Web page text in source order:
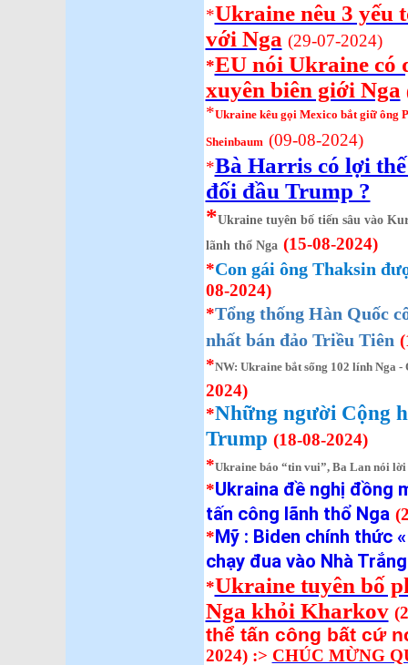
*Ukraine nêu 3 yếu
với Nga (29-07-2024)
*EU nói Ukraine có
xuyên biên giới Nga
*Ukraine kêu gọi Mexico bắt giữ ông
Sheinbaum (09-08-2024)
*Bà Harris có lợi
đối đầu Trump ?
*Ukraine tuyên bố tiến sâu vào
lãnh thổ Nga (15-08-2024)
*Con gái ông Thaksin
08-2024)
*Tổng thống Hàn Quốc
nhất bán đảo Triều Tiên
*NW: Ukraine bắt sống 102 lính Nga
2024)
*Những người Cộng
Trump (18-08-2024)
*Ukraine báo “tin vui”, Ba Lan nói
*Ukraina đề nghị đồng
tấn công lãnh thổ Nga
*Mỹ : Biden chính thức
chạy đua vào Nhà Trắng
*Ukraine tuyên bố
Nga khỏi Kharkov
thể tấn công bất cứ
2024) :> CHÚC MỪNG